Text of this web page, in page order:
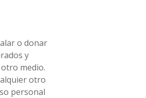
o donar
y
medio.
otro
personal